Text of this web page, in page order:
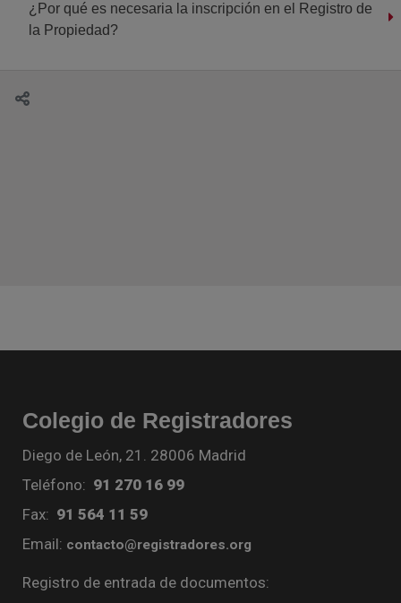
¿Por qué es necesaria la inscripción en el Registro de
la Propiedad?
Colegio de Registradores
Diego de León, 21. 28006 Madrid
Teléfono: 91 270 16 99
Fax: 91 564 11 59
Email: contacto@registradores.org
Registro de entrada de documentos: